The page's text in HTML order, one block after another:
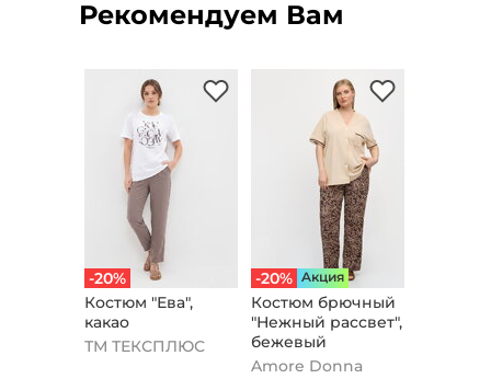
Рекомендуем Вам
-20%
Костюм "Ева",
какао
ТМ ТЕКСПЛЮС
-20% Aкция
Костюм брючный
"Нежный рассвет",
бежевый
Amore Donna